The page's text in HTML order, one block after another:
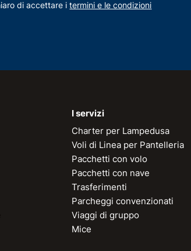
di accettare itermini e le condizioni
I servizi
Charter per Lampedusa
Voli di Linea per Pantelleria
Pacchetti con volo
Pacchetti con nave
Trasferimenti
Parcheggi convenzionati
Viaggi di gruppo
Mice